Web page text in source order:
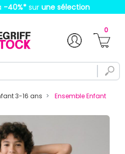
-40%* sur une sélection
0
3-16 ans Ensemble Enfant